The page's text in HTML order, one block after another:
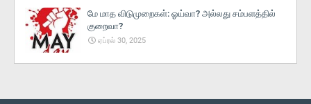
மே மாத விடுமுறைகள்: ஓய்வா? அல்லது சம்பளத்தில்
குறைவா?
ஏப்ரல் 30, 2025